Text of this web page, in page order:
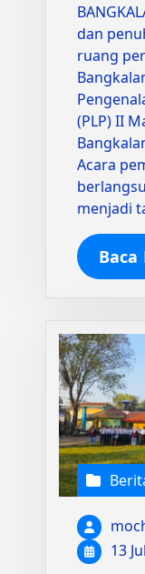
dan
ruang
(PLP) II
Acara
menjadi
13